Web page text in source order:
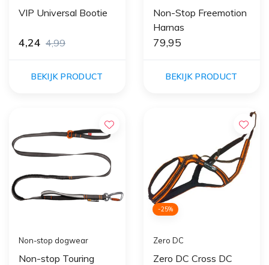
VIP Universal Bootie
4,24 4,99
BEKIJK PRODUCT
Non-Stop Freemotion
Harnas
79,95
BEKIJK PRODUCT
Non-stop dogwear
Non-stop Touring
-25%
Zero DC
Zero DC Cross DC